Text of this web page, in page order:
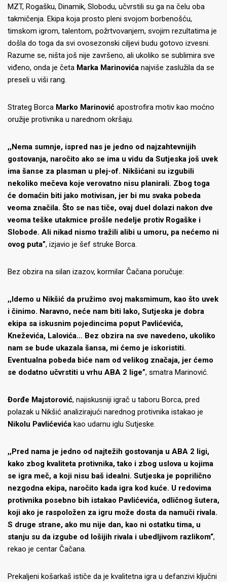
MZT, Rogašku, Dinamik, Slobodu, učvrstili su ga na čelu oba
takmičenja. Ekipa koja prosto pleni svojom borbenošću,
timskom igrom, talentom, požrtvovanjem, svojim rezultatima je
došla do toga da svi ovosezonski ciljevi budu gotovo izvesni.
Razume se, ništa još nije završeno, ali ukoliko se sublimira sve
viđeno, onda je četa Marka Marinovića najviše zaslužila da se
preseli u viši rang.
Strateg Borca Marko Marinović apostrofira motiv kao moćno
oružije protivnika u narednom okršaju.
,,Nema sumnje, ispred nas je jedno od najzahtevnijih
gostovanja, naročito ako se ima u vidu da Sutjeska još uvek
ima šanse za plasman u plej-of. Nikšićani su izgubili
nekoliko mečeva koje verovatno nisu planirali. Zbog toga
će domaćin biti jako motivisan, jer bi mu svaka pobeda
veoma značila. Što se nas tiče, ovaj duel dolazi nakon dve
veoma teške utakmice prošle nedelje protiv Rogaške i
Slobode. Ali nikad nismo tražili alibi u umoru, pa nećemo ni
ovog puta”, izjavio je šef struke Borca.
Bez obzira na silan izazov, kormilar Čačana poručuje:
,,Idemo u Nikšić da pružimo svoj maksmimum, kao što uvek
i činimo. Naravno, neće nam biti lako, Sutjeska je dobra
ekipa sa iskusnim pojedincima poput Pavlićevića,
Kneževića, Lalovića… Bez obzira na sve navedeno, ukoliko
nam se bude ukazala šansa, mi ćemo je iskoristiti.
Eventualna pobeda biće nam od velikog značaja, jer ćemo
se dodatno učvrstiti u vrhu ABA 2 lige”, smatra Marinović.
Đorđe Majstorović, najiskusniji igrač u taboru Borca, pred
polazak u Nikšić analizirajući narednog protivnika istakao je
Nikolu Pavlićevića kao udarnu iglu Sutjeske.
,,Pred nama je jedno od najtežih gostovanja u ABA 2 ligi,
kako zbog kvaliteta protivnika, tako i zbog uslova u kojima
se igra meč, a koji nisu baš idealni. Sutjeska je poprilično
nezgodna ekipa, naročito kada igra kod kuće. U redovima
protivnika posebno bih istakao Pavlićevića, odličnog šutera,
koji ako je raspoložen za igru može dosta da namuči rivala.
S druge strane, ako mu nije dan, kao ni ostatku tima, u
stanju su da izgube od lošijih rivala i ubedljivom razlikom“,
rekao je centar Čačana.
Prekaljeni košarkaš ističe da je kvalitetna igra u defanzivi ključni